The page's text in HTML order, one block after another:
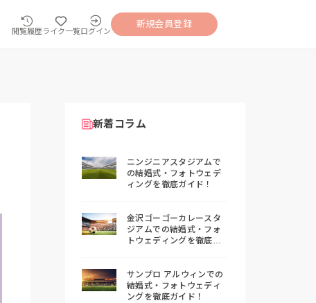
閲覧履歴ライク一覧ログイン
新規会員登録
新着コラム
ニンジニアスタジアムで
の結婚式・フォトウェデ
ィングを徹底ガイド！
金沢ゴーゴーカレースタ
ジアムでの結婚式・フォ
トウェディングを徹底ガ
サンプロ アルウィンでの
結婚式・フォトウェディ
ングを徹底ガイド！